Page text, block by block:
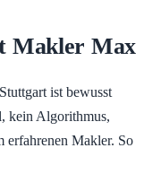
Makler Max
ist bewusst
kein Algorithmus,
erfahrenen Makler. So